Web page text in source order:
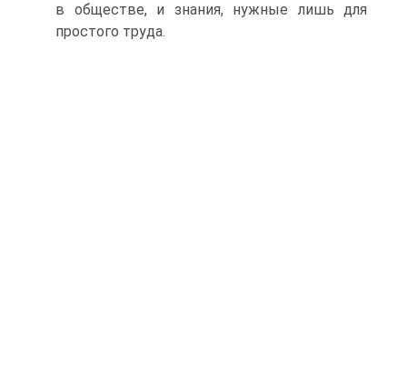
в обществе, и знания, нужные лишь для
простого труда.